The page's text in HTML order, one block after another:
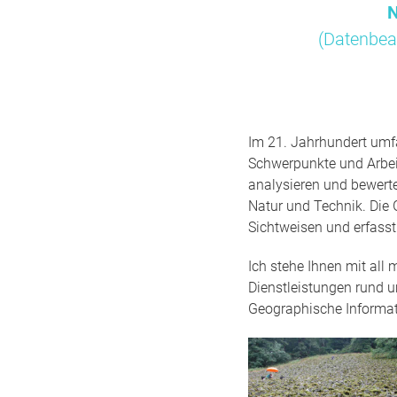
Im 21. Jahrhundert
Schwerpunkte und
analysieren und
Natur und Technik.
Sichtweisen und
Ich stehe Ihnen mit all
Dienstleistungen rund
Geographische